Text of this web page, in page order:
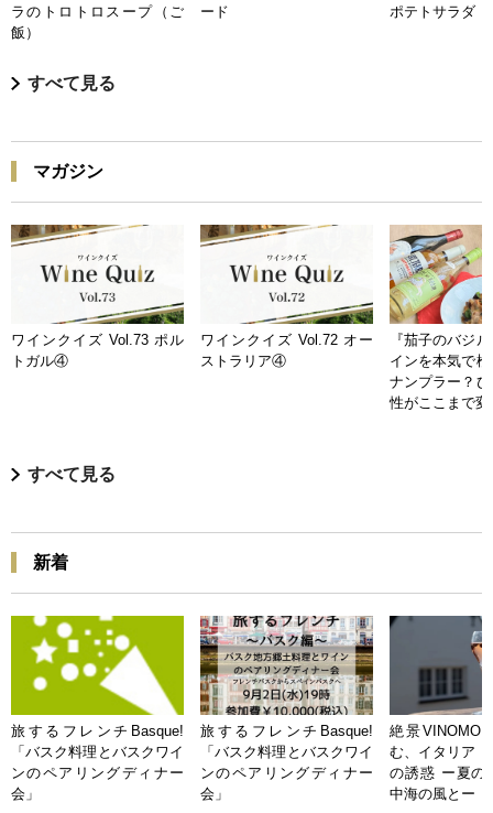
ラのトロトロスープ（ご
飯）
ード
ポテトサラダ
すべて見る
マガジン
ワインクイズ Vol.73 ポル
トガル④
ワインクイズ Vol.72 オー
ストラリア④
『茄子のバジ
インを本気で
ナンプラー？
性がここまで
すべて見る
新着
旅するフレンチBasque!
「バスク料理とバスクワイ
ンのペアリングディナー
会」
旅するフレンチBasque!
「バスク料理とバスクワイ
ンのペアリングディナー
会」
絶景
む、イタリア
の誘惑 ー夏の
中海の風とー